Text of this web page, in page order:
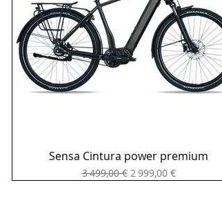
Sensa Cintura power premium
Prix original
3 499,00 € Prix promotionnel
2 999,00 €